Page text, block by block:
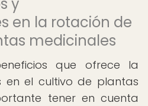
en la rotación de
medicinales
que ofrece la
en el cultivo de plantas
tener en cuenta